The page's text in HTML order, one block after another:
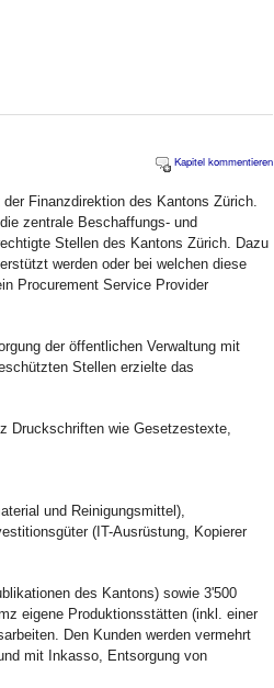
Kapitel kommentieren
Finanzdirektion des Kantons Zürich.
zentrale Beschaffungs- und
Stellen des Kantons Zürich. Dazu
werden oder bei welchen diese
Procurement Service Provider
der öffentlichen Verwaltung mit
Stellen erzielte das
Druckschriften wie Gesetzestexte,
und Reinigungsmittel),
(IT-Ausrüstung, Kopierer
des Kantons) sowie 3'500
eigene Produktionsstätten (inkl. einer
Den Kunden werden vermehrt
mit Inkasso, Entsorgung von